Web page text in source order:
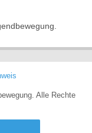
Alle Rechte